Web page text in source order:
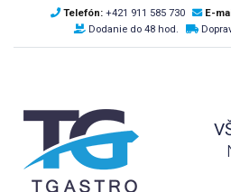
Telefón: +421 911 585 730 E-
Dodanie do 48 hod.